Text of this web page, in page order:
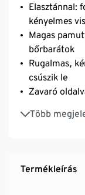
Elasztánnal:
kényelmes
Magas
bőrbarátok
Rugalmas,
csúszik le
Zavaró
Több
Tartós
Termékleírás